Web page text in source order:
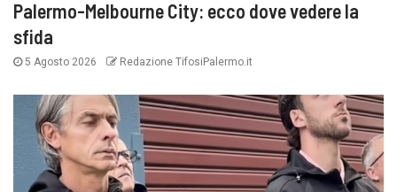
Palermo-Melbourne City: ecco dove vedere la
sfida
5 Agosto 2026 Redazione TifosiPalermo.it